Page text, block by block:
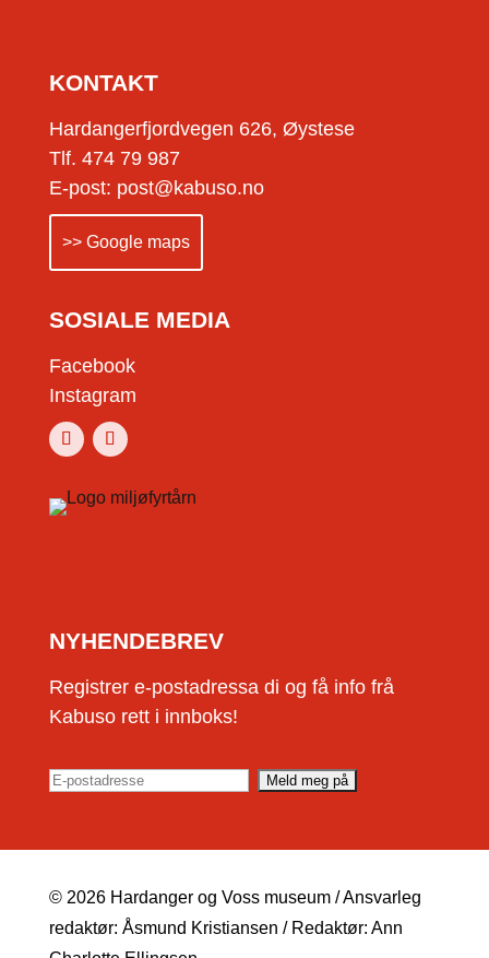
KONTAKT
Hardangerfjordvegen 626, Øystese
Tlf. 474 79 987
E-post: post@kabuso.no
>> Google maps
SOSIALE MEDIA
Facebook
Instagram
NYHENDEBREV
Registrer e-postadressa di og få info frå
Kabuso rett i innboks!
© 2026 Hardanger og Voss museum / Ansvarleg
redaktør: Åsmund Kristiansen / Redaktør: Ann